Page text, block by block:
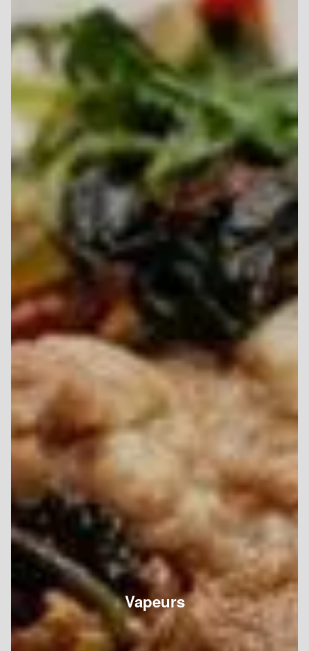
Vapeurs